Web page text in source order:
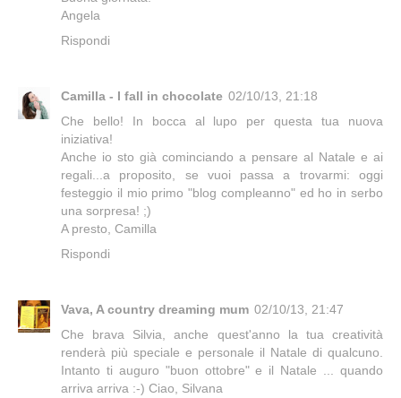
Angela
Rispondi
Camilla - I fall in chocolate 02/10/13, 21:18
Che bello! In bocca al lupo per questa tua nuova
iniziativa!
Anche io sto già cominciando a pensare al Natale e ai
regali...a proposito, se vuoi passa a trovarmi: oggi
festeggio il mio primo "blog compleanno" ed ho in serbo
una sorpresa! ;)
A presto, Camilla
Rispondi
Vava, A country dreaming mum 02/10/13, 21:47
Che brava Silvia, anche quest'anno la tua creatività
renderà più speciale e personale il Natale di qualcuno.
Intanto ti auguro "buon ottobre" e il Natale ... quando
arriva arriva :-) Ciao, Silvana